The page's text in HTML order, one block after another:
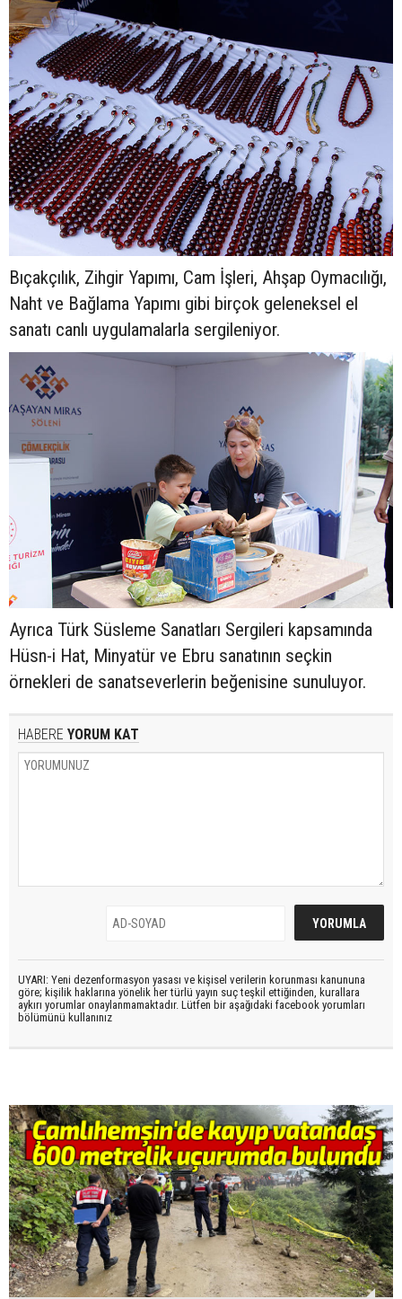
Bıçakçılık, Zihgir Yapımı, Cam İşleri, Ahşap Oymacılığı,
Naht ve Bağlama Yapımı gibi birçok geleneksel el
sanatı canlı uygulamalarla sergileniyor.
Ayrıca Türk Süsleme Sanatları Sergileri kapsamında
Hüsn-i Hat, Minyatür ve Ebru sanatının seçkin
örnekleri de sanatseverlerin beğenisine sunuluyor.
HABERE YORUM KAT
UYARI: Yeni dezenformasyon yasası ve kişisel verilerin korunması kanununa
göre; kişilik haklarına yönelik her türlü yayın suç teşkil ettiğinden, kurallara
aykırı yorumlar onaylanmamaktadır. Lütfen bir aşağıdaki facebook yorumları
bölümünü kullanınız